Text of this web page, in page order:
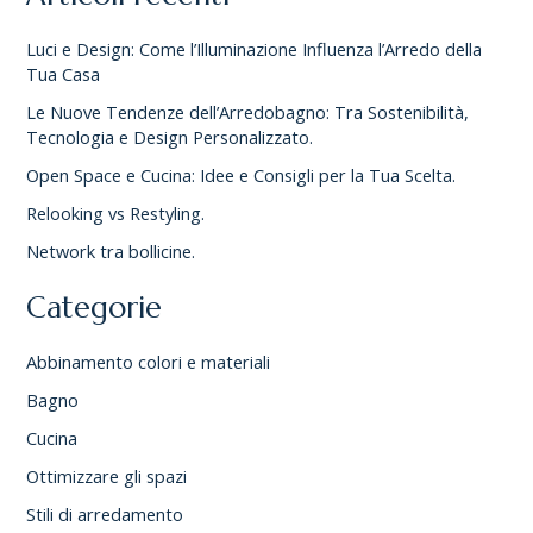
Luci e Design: Come l’Illuminazione Influenza l’Arredo della
Tua Casa
Le Nuove Tendenze dell’Arredobagno: Tra Sostenibilità,
Tecnologia e Design Personalizzato.
Open Space e Cucina: Idee e Consigli per la Tua Scelta.
Relooking vs Restyling.
Network tra bollicine.
Categorie
Abbinamento colori e materiali
Bagno
Cucina
Ottimizzare gli spazi
Stili di arredamento